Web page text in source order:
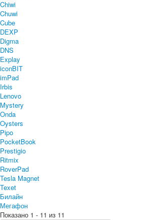
Chiwi
Chuwi
Cube
DEXP
Digma
DNS
Explay
iconBIT
imPad
Irbis
Lenovo
Mystery
Onda
Oysters
Pipo
PocketBook
Prestigio
Ritmix
RoverPad
Tesla Magnet
Texet
Билайн
Мегафон
Показано 1 - 11 из 11